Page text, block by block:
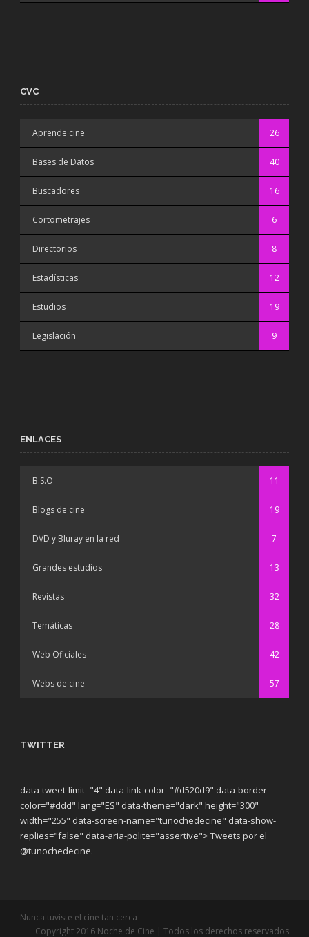
CVC
Aprende cine 26
Bases de Datos 40
Buscadores 16
Cortometrajes 6
Directorios 8
Estadísticas 12
Estudios 19
Legislación 9
ENLACES
B.S.O 11
Blogs de cine 19
DVD y Bluray en la red 7
Grandes estudios 13
Revistas 32
Temáticas 28
Web Oficiales 42
Webs de cine 57
TWITTER
data-tweet-limit="4" data-link-color="#d520d9" data-border-
color="#ddd" lang="ES" data-theme="dark" height="300"
width="255" data-screen-name="tunochedecine" data-show-
replies="false" data-aria-polite="assertive"> Tweets por el
@tunochedecine.
Nunca tuviste el cine tan cerca
Copyright 2016 Noche de Cine | Todos los derechos reservados